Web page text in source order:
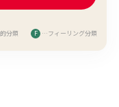
的分類 F …フィーリング分類